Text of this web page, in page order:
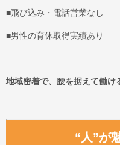
■飛び込み・電話営業なし
■男性の育休取得実績あり
地域密着で、腰を据えて働け
“人”が